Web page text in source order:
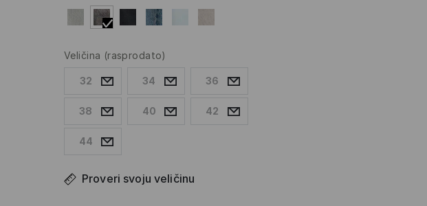
Veličina (rasprodato)
32 34 36
38 40 42
44
Proveri svoju veličinu